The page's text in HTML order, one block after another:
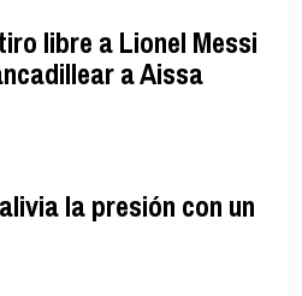
libre a Lionel Messi
a Aissa
la presión con un